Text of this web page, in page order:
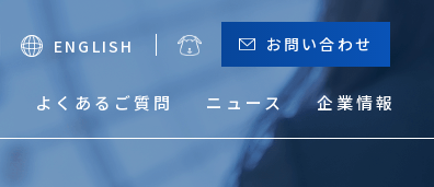
ENGLISH お問い合わせ
よくあるご質問 ニュース 企業情報